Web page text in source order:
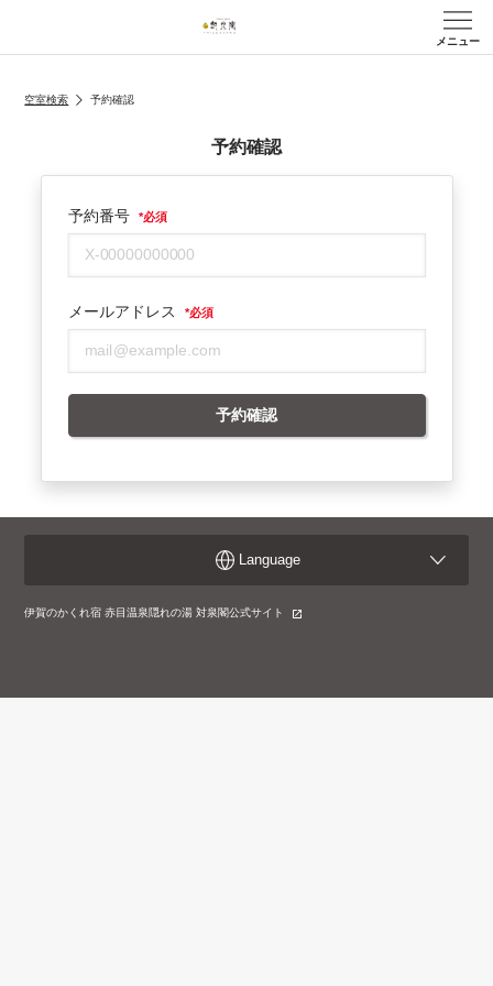
メニュー
空室検索 予約確認
予約確認
予約番号 *必須
メールアドレス *必須
予約確認
伊賀のかくれ宿 赤目温泉隠れの湯 対泉閣公式サイト
Language